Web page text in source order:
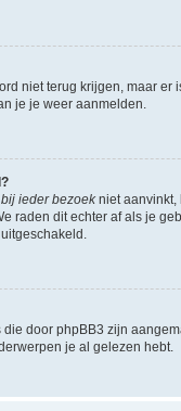
niet terug krijgen, maar
je je weer aanmelden.
ieder bezoekniet aanvinkt,
raden dit echter af als je
door phpBB3 zijn
je al gelezen hebt.